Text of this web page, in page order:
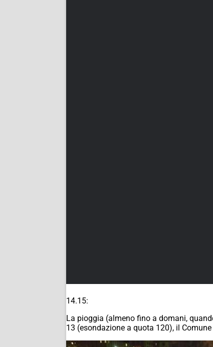
14.15:
La pioggia (almeno fino a domani,
13 (esondazione a quota 120), il